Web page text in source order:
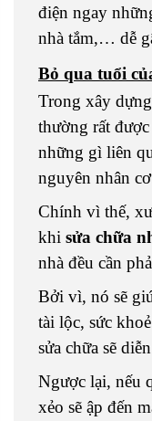
điện ngay
nhà tắm,… dễ
Bỏ qua tuổi
Trong xây
thường rất
những gì liên
nguyên nhân
Chính vì thế,
khi sửa chữa
nhà đều cần
Bởi vì, nó sẽ
tài lộc, sức
sửa chữa sẽ
Ngược lại, nếu
xẻo sẽ ập đến